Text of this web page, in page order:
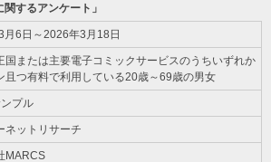
関するアンケート」
月6日～2026年3月18日
国または主要電子コミックサービスのうちいずれか
且つ有料で利用している20歳～69歳の男女
プル
ネットリサーチ
MARCS